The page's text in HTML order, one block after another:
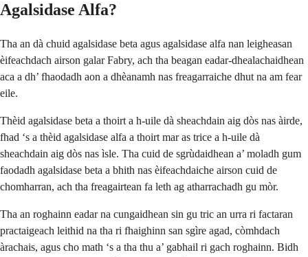
Agalsidase Alfa?
Tha an dà chuid agalsidase beta agus agalsidase alfa nan leigheasan
èifeachdach airson galar Fabry, ach tha beagan eadar-dhealachaidhean
aca a dh’ fhaodadh aon a dhèanamh nas freagarraiche dhut na am fear
eile.
Thèid agalsidase beta a thoirt a h-uile dà sheachdain aig dòs nas àirde,
fhad ‘s a thèid agalsidase alfa a thoirt mar as trice a h-uile dà
sheachdain aig dòs nas ìsle. Tha cuid de sgrùdaidhean a’ moladh gum
faodadh agalsidase beta a bhith nas èifeachdaiche airson cuid de
chomharran, ach tha freagairtean fa leth ag atharrachadh gu mòr.
Tha an roghainn eadar na cungaidhean sin gu tric an urra ri factaran
practaigeach leithid na tha ri fhaighinn san sgìre agad, còmhdach
àrachais, agus cho math ‘s a tha thu a’ gabhail ri gach roghainn. Bidh